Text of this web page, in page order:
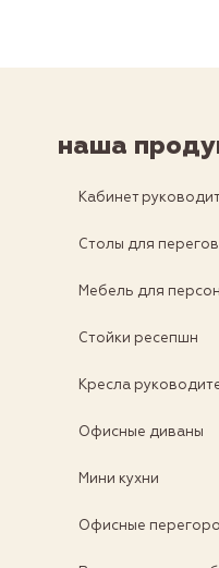
наша
Кабинет
Столы для
Мебель для
Стойки ресепшн
Кресла
Офисные диваны
Мини кухни
Офисные